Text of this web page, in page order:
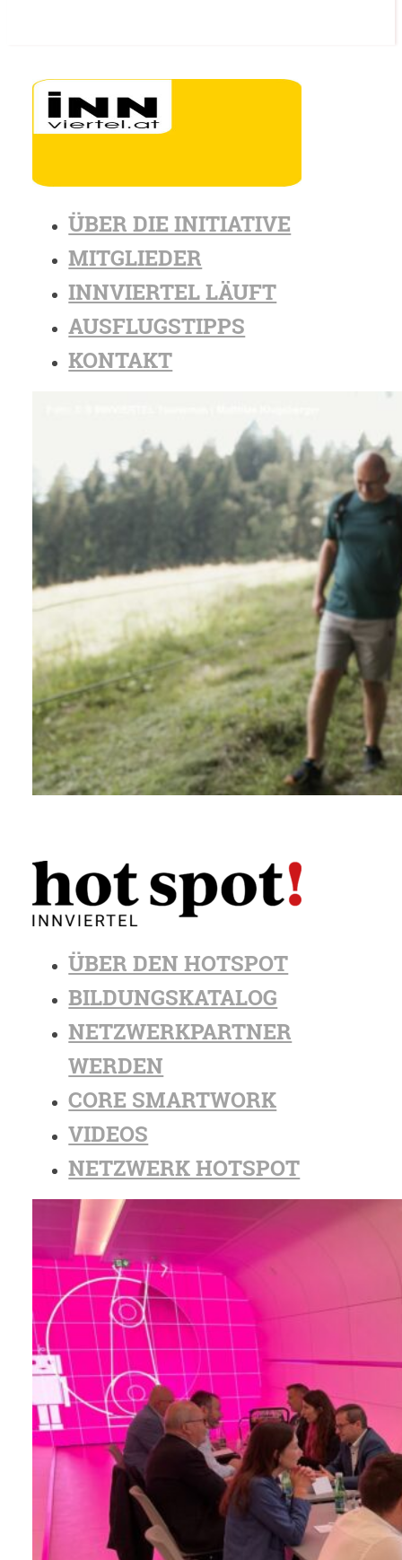
ÜBER DIE INITIATIVE
MITGLIEDER
INNVIERTEL LÄUFT
AUSFLUGSTIPPS
KONTAKT
ÜBER DEN HOTSPOT
BILDUNGSKATALOG
NETZWERKPARTNER
WERDEN
CORE SMARTWORK
VIDEOS
NETZWERK HOTSPOT